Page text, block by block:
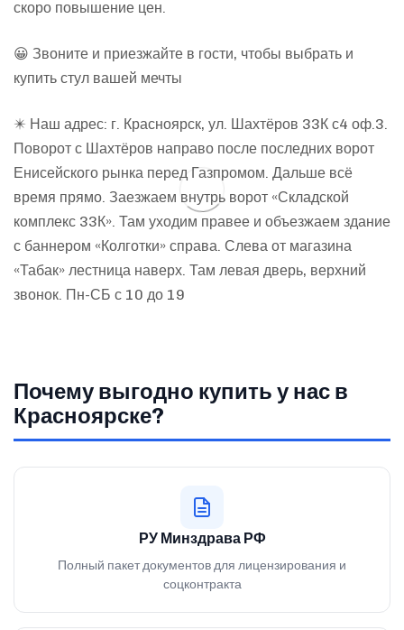
скоро повышение цен.
😀 Звоните и приезжайте в гости, чтобы выбрать и
купить стул вашей мечты
✴️ Наш адрес: г. Красноярск, ул. Шахтёров 33К с4 оф.3.
Поворот с Шахтёров направо после последних ворот
Енисейского рынка перед Газпромом. Дальше всё
время прямо. Заезжаем внутрь ворот «Складской
комплекс 33К». Там уходим правее и объезжаем здание
с баннером «Колготки» справа. Слева от магазина
«Табак» лестница наверх. Там левая дверь, верхний
звонок. Пн-СБ с 10 до 19
Почему выгодно купить у нас в
Красноярске?
РУ Минздрава РФ
Полный пакет документов для лицензирования и
соцконтракта